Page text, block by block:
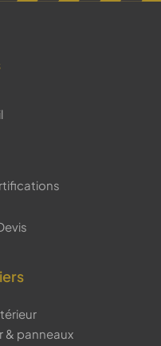
& panneaux